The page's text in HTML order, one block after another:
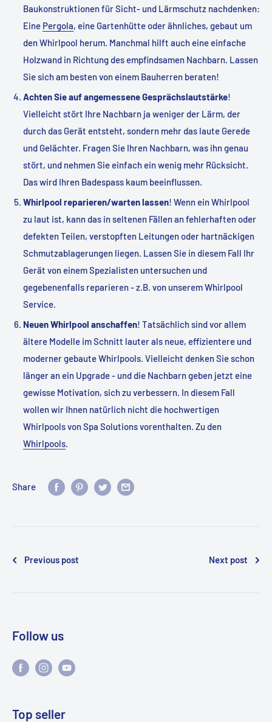
Baukonstruktionen für Sicht- und Lärmschutz nachdenken:
Eine Pergola, eine Gartenhütte oder ähnliches, gebaut um
den Whirlpool herum. Manchmal hilft auch eine einfache
Holzwand in Richtung des empfindsamen Nachbarn. Lassen
Sie sich am besten von einem Bauherren beraten!
Achten Sie auf angemessene Gesprächslautstärke!
Vielleicht stört Ihre Nachbarn ja weniger der Lärm, der
durch das Gerät entsteht, sondern mehr das laute Gerede
und Gelächter. Fragen Sie Ihren Nachbarn, was ihn genau
stört, und nehmen Sie einfach ein wenig mehr Rücksicht.
Das wird Ihren Badespass kaum beeinflussen.
Whirlpool reparieren/warten lassen! Wenn ein Whirlpool
zu laut ist, kann das in seltenen Fällen an fehlerhaften oder
defekten Teilen, verstopften Leitungen oder hartnäckigen
Schmutzablagerungen liegen. Lassen Sie in diesem Fall Ihr
Gerät von einem Spezialisten untersuchen und
gegebenenfalls reparieren - z.B. von unseremWhirlpool
Service.
Neuen Whirlpool anschaffen! Tatsächlich sind vor allem
ältere Modelle im Schnitt lauter als neue, effizientere und
moderner gebaute Whirlpools. Vielleicht denken Sie schon
länger an ein Upgrade - und die Nachbarn geben jetzt eine
gewisse Motivation, sich zu verbessern. In diesem Fall
wollen wir Ihnen natürlich nicht die hochwertigen
Whirlpools von Spa Solutions vorenthalten. Zu den
Whirlpools.
Share
Previous post Next post
Follow us
Top seller